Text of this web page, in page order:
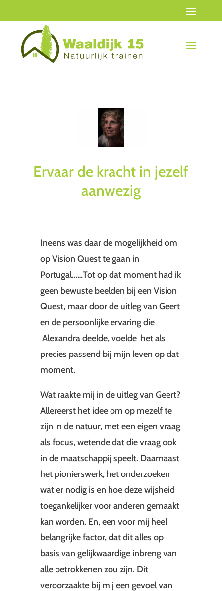
Ervaar de kracht in jezelf
aanwezig
Ineens was daar de mogelijkheid om
op Vision Quest te gaan in
Portugal……Tot op dat moment had ik
geen bewuste beelden bij een Vision
Quest, maar door de uitleg van Geert
en de persoonlijke ervaring die
Alexandra deelde, voelde het als
precies passend bij mijn leven op dat
moment.
Wat raakte mij in de uitleg van Geert?
Allereerst het idee om op mezelf te
zijn in de natuur, met een eigen vraag
als focus, wetende dat die vraag ook
in de maatschappij speelt. Daarnaast
het pionierswerk, het onderzoeken
wat er nodig is en hoe deze wijsheid
toegankelijker voor anderen gemaakt
kan worden. En, een voor mij heel
belangrijke factor, dat dit alles op
basis van gelijkwaardige inbreng van
alle betrokkenen zou zijn. Dit
veroorzaakte bij mij een gevoel van